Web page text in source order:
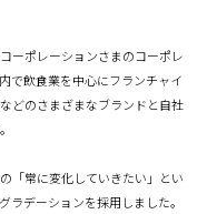
ーポレーションさまのコーポレ
で飲食業を中心にフランチャイ
どのさまざまなブランドと自社
「常に変化していきたい」とい
ラデーションを採用しました。